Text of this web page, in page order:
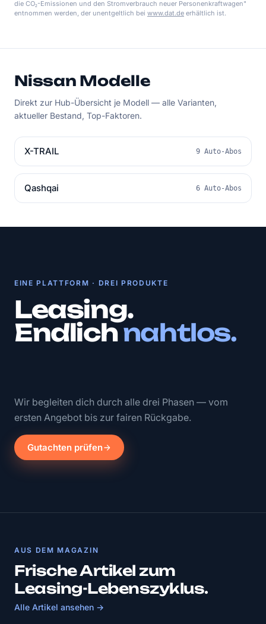
die CO₂-Emissionen und den Stromverbrauch neuer Personenkraftwagen"
entnommen werden, der unentgeltlich bei www.dat.de erhältlich ist.
Nissan Modelle
Direkt zur Hub-Übersicht je Modell — alle Varianten,
aktueller Bestand, Top-Faktoren.
X-TRAIL 9 Auto-Abos
Qashqai 6 Auto-Abos
EINE PLATTFORM · DREI PRODUKTE
Leasing.
Endlichnahtlos.
Wir begleiten dich durch alle drei Phasen — vom
ersten Angebot bis zur fairen Rückgabe.
Gutachten prüfen
AUS DEM MAGAZIN
Frische Artikel zum
Leasing-Lebenszyklus.
Alle Artikel ansehen →